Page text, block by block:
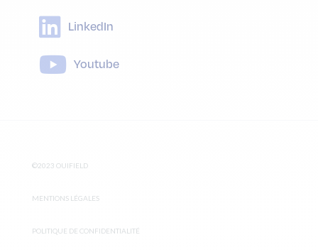
LinkedIn
Youtube
©2023 OUIFIELD
MENTIONS LÉGALES
POLITIQUE DE CONFIDENTIALITÉ